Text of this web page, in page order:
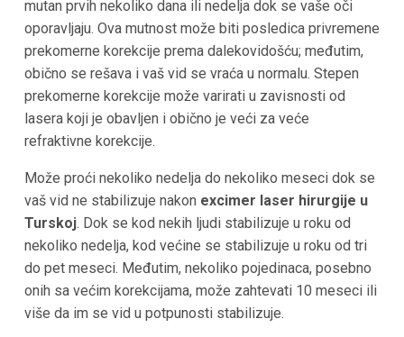
mutan prvih nekoliko dana ili nedelja dok se vaše oči
oporavljaju. Ova mutnost može biti posledica privremene
prekomerne korekcije prema dalekovidošću; međutim,
obično se rešava i vaš vid se vraća u normalu. Stepen
prekomerne korekcije može varirati u zavisnosti od
lasera koji je obavljen i obično je veći za veće
refraktivne korekcije.
Može proći nekoliko nedelja do nekoliko meseci dok se
vaš vid ne stabilizuje nakon excimer laser hirurgije u
Turskoj. Dok se kod nekih ljudi stabilizuje u roku od
nekoliko nedelja, kod većine se stabilizuje u roku od tri
do pet meseci. Međutim, nekoliko pojedinaca, posebno
onih sa većim korekcijama, može zahtevati 10 meseci ili
više da im se vid u potpunosti stabilizuje.